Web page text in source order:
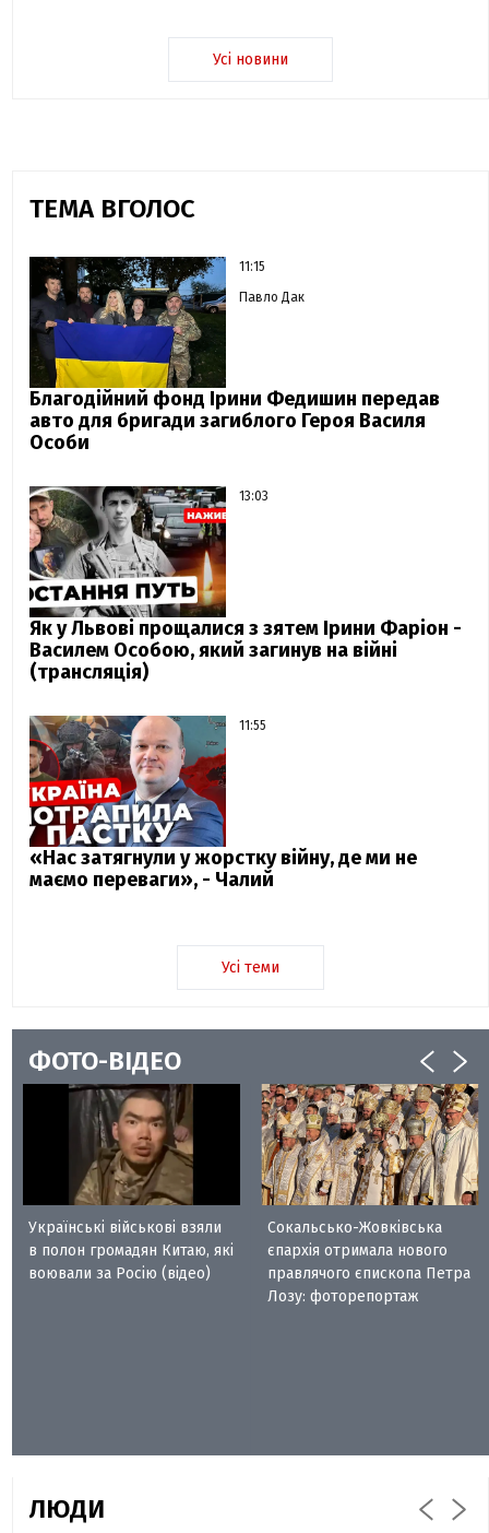
Усі новини
ТЕМА ВГОЛОС
11:15
Павло Дак
Благодійний фонд Ірини Федишин передав
авто для бригади загиблого Героя Василя
Особи
13:03
Як у Львові прощалися з зятем Ірини Фаріон -
Василем Особою, який загинув на війні
(трансляція)
11:55
«Нас затягнули у жорстку війну, де ми не
маємо переваги», - Чалий
Усі теми
ФОТО-ВІДЕО
Українські військові взяли
в полон громадян Китаю, які
воювали за Росію (відео)
Сокальсько-Жовківська
єпархія отримала нового
правлячого єпископа Петра
Лозу: фоторепортаж
ЛЮДИ